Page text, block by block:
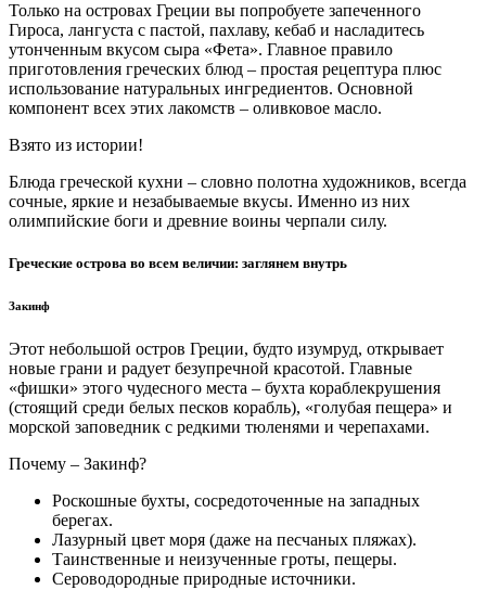
Только на островах Греции вы попробуете запеченного
Гироса, лангуста с пастой, пахлаву, кебаб и насладитесь
утонченным вкусом сыра «Фета». Главное правило
приготовления греческих блюд – простая рецептура плюс
использование натуральных ингредиентов. Основной
компонент всех этих лакомств – оливковое масло.
Взято из истории!
Блюда греческой кухни – словно полотна художников, всегда
сочные, яркие и незабываемые вкусы. Именно из них
олимпийские боги и древние воины черпали силу.
Греческие острова во всем величии: заглянем внутрь
Закинф
Этот небольшой остров Греции, будто изумруд, открывает
новые грани и радует безупречной красотой. Главные
«фишки» этого чудесного места – бухта кораблекрушения
(стоящий среди белых песков корабль), «голубая пещера» и
морской заповедник с редкими тюленями и черепахами.
Почему – Закинф?
Роскошные бухты, сосредоточенные на западных
берегах.
Лазурный цвет моря (даже на песчаных пляжах).
Таинственные и неизученные гроты, пещеры.
Сероводородные природные источники.